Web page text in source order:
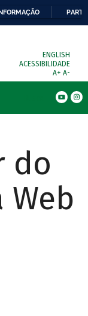
ENGLISH
ACESSIBILIDADE
A+ A-
do
Web